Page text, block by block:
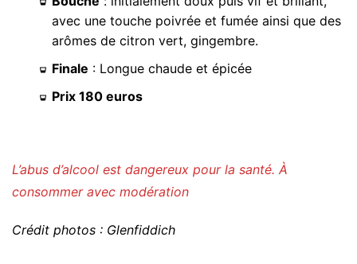
avec une touche poivrée et fumée ainsi que des
arômes de citron vert, gingembre.
Finale : Longue chaude et épicée
Prix 180 euros
L’abus d’alcool est dangereux pour la santé. À
consommer avec modération
Crédit photos : Glenfiddich